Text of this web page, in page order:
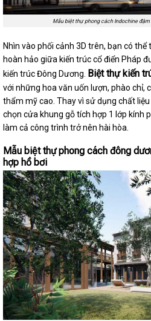
Mẫu biệt thự phong cách Indochine
Nhìn vào phối cảnh 3D trên, bạn có
hoàn hảo giữa kiến trúc cổ điển Pháp
kiến trúc Đông Dương.
Biệt thự kiến
với những hoa văn uốn lượn, phào chỉ,
thẩm mỹ cao. Thay vì sử dụng chất
chọn cửa khung gỗ tích hợp 1 lớp kính
làm cả công trình trở nên hài hòa.
Mẫu biệt thự phong cách đông
hợp hồ bơi